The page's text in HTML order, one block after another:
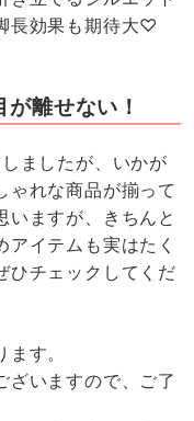
長効果も期待大♡
離せない！
ましたが、いかが
ゃれな商品が揃って
いますが、きちんと
イテムも実はたく
ひチェックしてくだ
す。
ざいますので、ご了